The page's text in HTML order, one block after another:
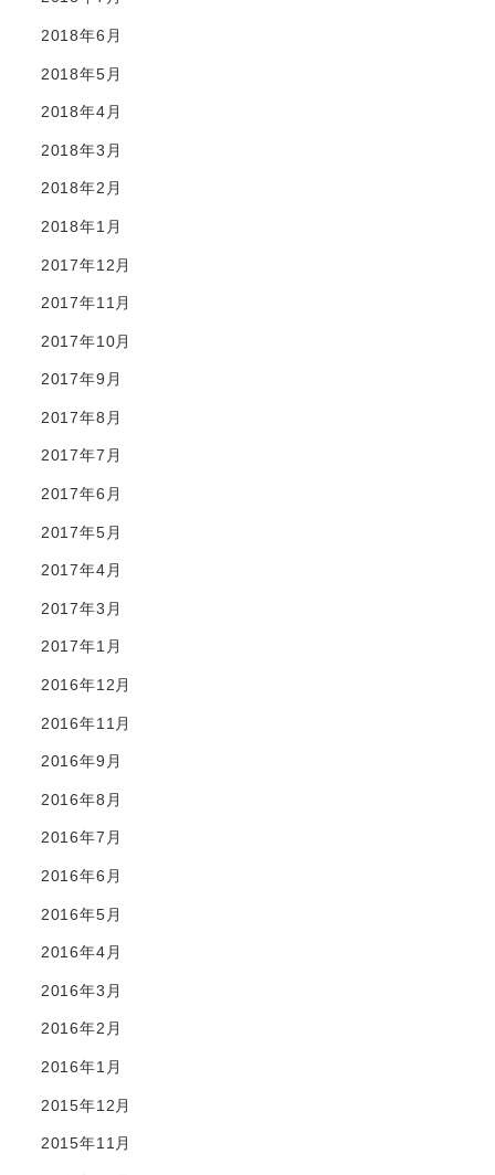
2018年6月
2018年5月
2018年4月
2018年3月
2018年2月
2018年1月
2017年12月
2017年11月
2017年10月
2017年9月
2017年8月
2017年7月
2017年6月
2017年5月
2017年4月
2017年3月
2017年1月
2016年12月
2016年11月
2016年9月
2016年8月
2016年7月
2016年6月
2016年5月
2016年4月
2016年3月
2016年2月
2016年1月
2015年12月
2015年11月